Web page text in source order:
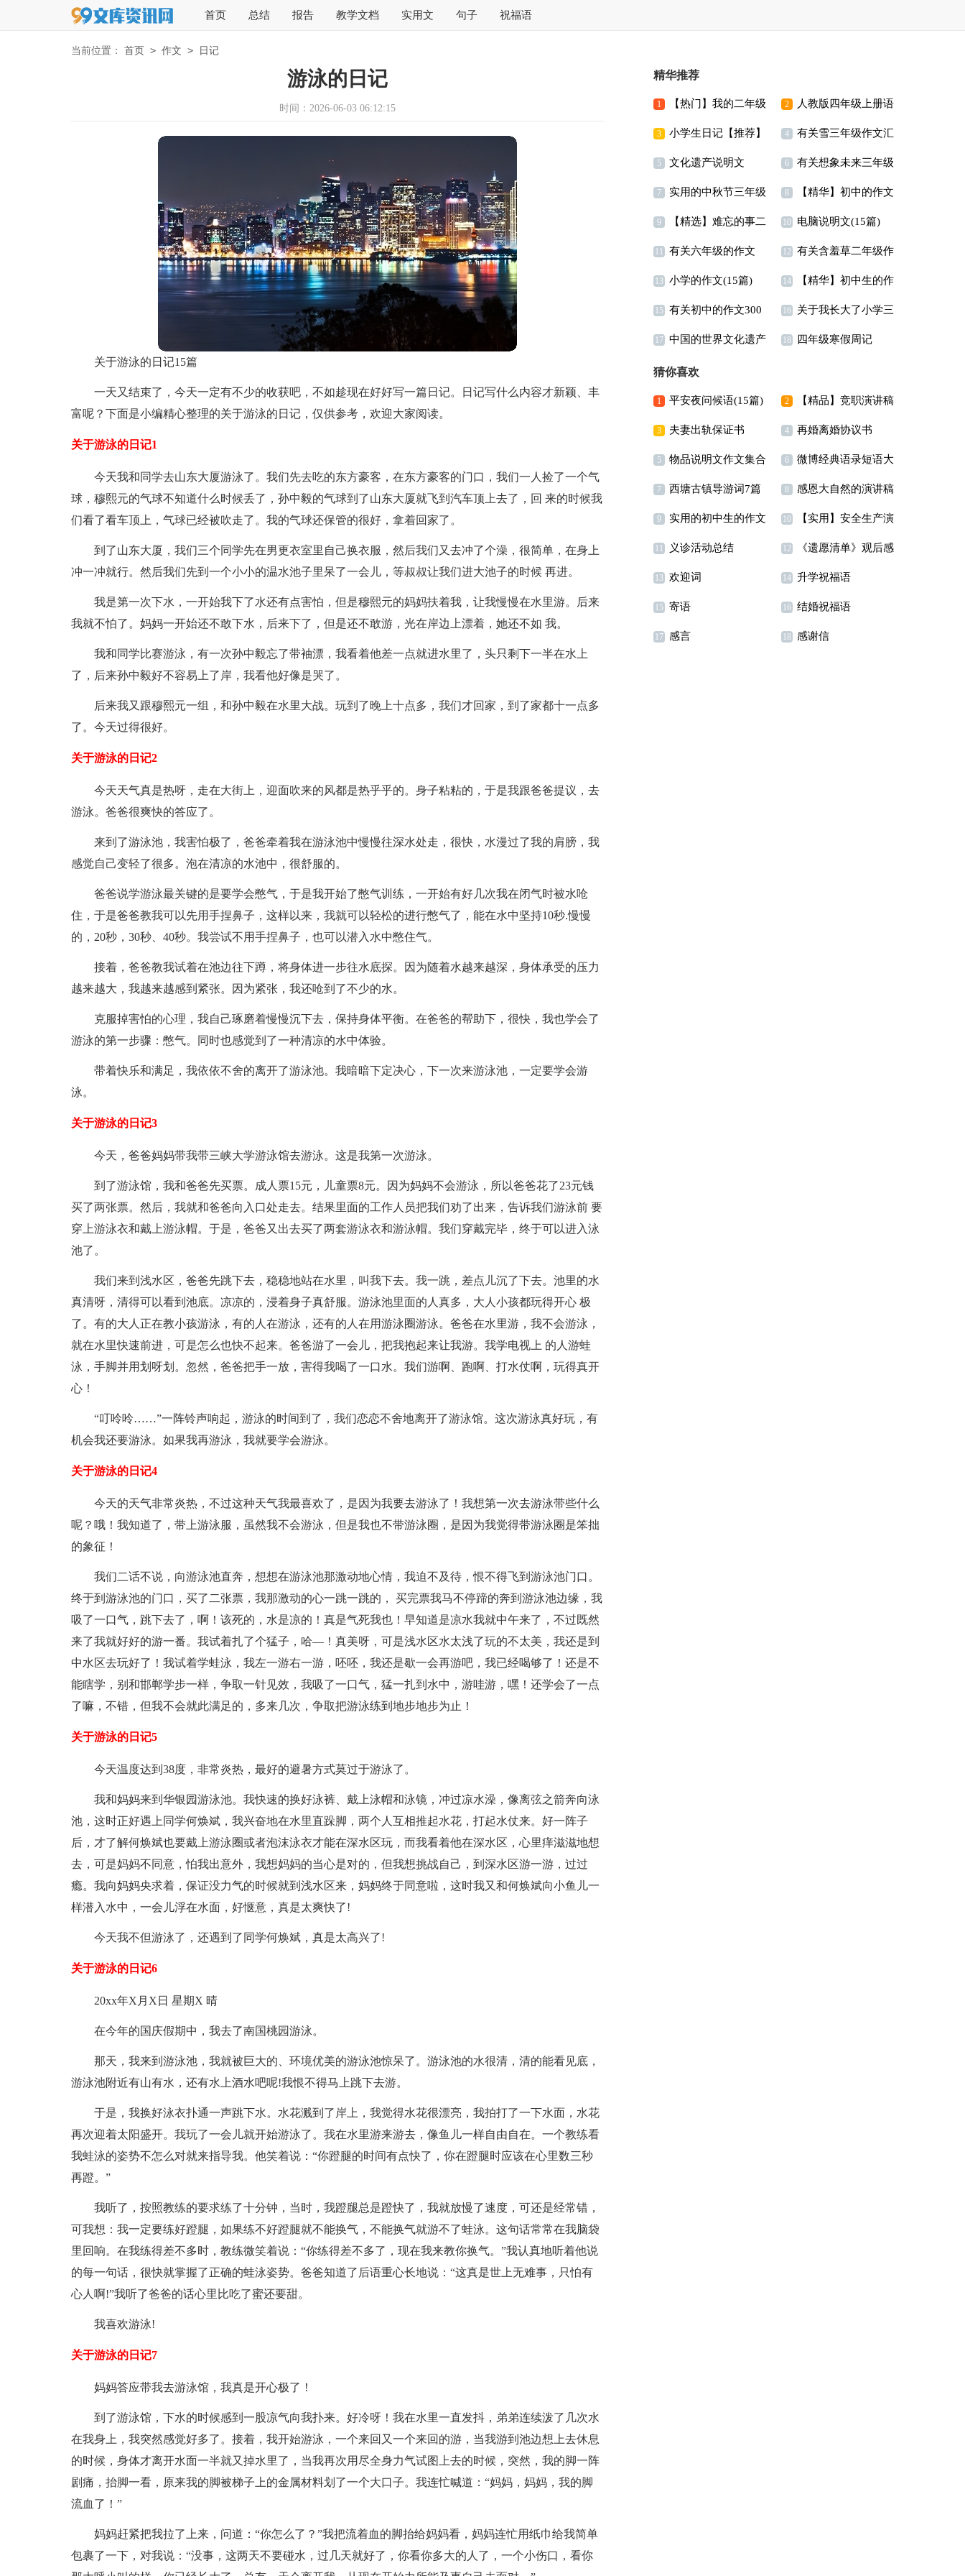
首页 总结 报告 教学文档 实用文 句子 祝福语
当前位置： 首页 > 作文 > 日记
游泳的日记
时间：2026-06-03 06:12:15
关于游泳的日记15篇
一天又结束了，今天一定有不少的收获吧，不如趁现在好好写一篇日记。日记写什么内容才新颖、丰
富呢？下面是小编精心整理的关于游泳的日记，仅供参考，欢迎大家阅读。
关于游泳的日记1
今天我和同学去山东大厦游泳了。我们先去吃的东方豪客，在东方豪客的门口，我们一人捡了一个气
球，穆熙元的气球不知道什么时候丢了，孙中毅的气球到了山东大厦就飞到汽车顶上去了，回 来的时候我
们看了看车顶上，气球已经被吹走了。我的气球还保管的很好，拿着回家了。
到了山东大厦，我们三个同学先在男更衣室里自己换衣服，然后我们又去冲了个澡，很简单，在身上
冲一冲就行。然后我们先到一个小小的温水池子里呆了一会儿，等叔叔让我们进大池子的时候 再进。
我是第一次下水，一开始我下了水还有点害怕，但是穆熙元的妈妈扶着我，让我慢慢在水里游。后来
我就不怕了。妈妈一开始还不敢下水，后来下了，但是还不敢游，光在岸边上漂着，她还不如 我。
我和同学比赛游泳，有一次孙中毅忘了带袖漂，我看着他差一点就进水里了，头只剩下一半在水上
了，后来孙中毅好不容易上了岸，我看他好像是哭了。
后来我又跟穆熙元一组，和孙中毅在水里大战。玩到了晚上十点多，我们才回家，到了家都十一点多
了。今天过得很好。
关于游泳的日记2
今天天气真是热呀，走在大街上，迎面吹来的风都是热乎乎的。身子粘粘的，于是我跟爸爸提议，去
游泳。爸爸很爽快的答应了。
来到了游泳池，我害怕极了，爸爸牵着我在游泳池中慢慢往深水处走，很快，水漫过了我的肩膀，我
感觉自己变轻了很多。泡在清凉的水池中，很舒服的。
爸爸说学游泳最关键的是要学会憋气，于是我开始了憋气训练，一开始有好几次我在闭气时被水呛
住，于是爸爸教我可以先用手捏鼻子，这样以来，我就可以轻松的进行憋气了，能在水中坚持10秒.慢慢
的，20秒，30秒、40秒。我尝试不用手捏鼻子，也可以潜入水中憋住气。
接着，爸爸教我试着在池边往下蹲，将身体进一步往水底探。因为随着水越来越深，身体承受的压力
越来越大，我越来越感到紧张。因为紧张，我还呛到了不少的水。
克服掉害怕的心理，我自己琢磨着慢慢沉下去，保持身体平衡。在爸爸的帮助下，很快，我也学会了
游泳的第一步骤：憋气。同时也感觉到了一种清凉的水中体验。
带着快乐和满足，我依依不舍的离开了游泳池。我暗暗下定决心，下一次来游泳池，一定要学会游
泳。
关于游泳的日记3
今天，爸爸妈妈带我带三峡大学游泳馆去游泳。这是我第一次游泳。
到了游泳馆，我和爸爸先买票。成人票15元，儿童票8元。因为妈妈不会游泳，所以爸爸花了23元钱
买了两张票。然后，我就和爸爸向入口处走去。结果里面的工作人员把我们劝了出来，告诉我们游泳前 要
穿上游泳衣和戴上游泳帽。于是，爸爸又出去买了两套游泳衣和游泳帽。我们穿戴完毕，终于可以进入泳
池了。
我们来到浅水区，爸爸先跳下去，稳稳地站在水里，叫我下去。我一跳，差点儿沉了下去。池里的水
真清呀，清得可以看到池底。凉凉的，浸着身子真舒服。游泳池里面的人真多，大人小孩都玩得开心 极
了。有的大人正在教小孩游泳，有的人在游泳，还有的人在用游泳圈游泳。爸爸在水里游，我不会游泳，
就在水里快速前进，可是怎么也快不起来。爸爸游了一会儿，把我抱起来让我游。我学电视上 的人游蛙
泳，手脚并用划呀划。忽然，爸爸把手一放，害得我喝了一口水。我们游啊、跑啊、打水仗啊，玩得真开
心！
“叮呤呤……”一阵铃声响起，游泳的时间到了，我们恋恋不舍地离开了游泳馆。这次游泳真好玩，有
机会我还要游泳。如果我再游泳，我就要学会游泳。
关于游泳的日记4
今天的天气非常炎热，不过这种天气我最喜欢了，是因为我要去游泳了！我想第一次去游泳带些什么
呢？哦！我知道了，带上游泳服，虽然我不会游泳，但是我也不带游泳圈，是因为我觉得带游泳圈是笨拙
的象征！
我们二话不说，向游泳池直奔，想想在游泳池那激动地心情，我迫不及待，恨不得飞到游泳池门口。
终于到游泳池的门口，买了二张票，我那激动的心一跳一跳的， 买完票我马不停蹄的奔到游泳池边缘，我
吸了一口气，跳下去了，啊！该死的，水是凉的！真是气死我也！早知道是凉水我就中午来了，不过既然
来了我就好好的游一番。我试着扎了个猛子，哈—！真美呀，可是浅水区水太浅了玩的不太美，我还是到
中水区去玩好了！我试着学蛙泳，我左一游右一游，呸呸，我还是歇一会再游吧，我已经喝够了！还是不
能瞎学，别和邯郸学步一样，争取一针见效，我吸了一口气，猛一扎到水中，游哇游，嘿！还学会了一点
了嘛，不错，但我不会就此满足的，多来几次，争取把游泳练到地步地步为止！
关于游泳的日记5
今天温度达到38度，非常炎热，最好的避暑方式莫过于游泳了。
我和妈妈来到华银园游泳池。我快速的换好泳裤、戴上泳帽和泳镜，冲过凉水澡，像离弦之箭奔向泳
池，这时正好遇上同学何焕斌，我兴奋地在水里直跺脚，两个人互相推起水花，打起水仗来。好一阵子
后，才了解何焕斌也要戴上游泳圈或者泡沫泳衣才能在深水区玩，而我看着他在深水区，心里痒滋滋地想
去，可是妈妈不同意，怕我出意外，我想妈妈的当心是对的，但我想挑战自己，到深水区游一游，过过
瘾。我向妈妈央求着，保证没力气的时候就到浅水区来，妈妈终于同意啦，这时我又和何焕斌向小鱼儿一
样潜入水中，一会儿浮在水面，好惬意，真是太爽快了!
今天我不但游泳了，还遇到了同学何焕斌，真是太高兴了!
关于游泳的日记6
20xx年X月X日 星期X 晴
在今年的国庆假期中，我去了南国桃园游泳。
那天，我来到游泳池，我就被巨大的、环境优美的游泳池惊呆了。游泳池的水很清，清的能看见底，
游泳池附近有山有水，还有水上酒水吧呢!我恨不得马上跳下去游。
于是，我换好泳衣扑通一声跳下水。水花溅到了岸上，我觉得水花很漂亮，我拍打了一下水面，水花
再次迎着太阳盛开。我玩了一会儿就开始游泳了。我在水里游来游去，像鱼儿一样自由自在。一个教练看
我蛙泳的姿势不怎么对就来指导我。他笑着说：“你蹬腿的时间有点快了，你在蹬腿时应该在心里数三秒
再蹬。”
我听了，按照教练的要求练了十分钟，当时，我蹬腿总是蹬快了，我就放慢了速度，可还是经常错，
可我想：我一定要练好蹬腿，如果练不好蹬腿就不能换气，不能换气就游不了蛙泳。这句话常常在我脑袋
里回响。在我练得差不多时，教练微笑着说：“你练得差不多了，现在我来教你换气。”我认真地听着他说
的每一句话，很快就掌握了正确的蛙泳姿势。爸爸知道了后语重心长地说：“这真是世上无难事，只怕有
心人啊!”我听了爸爸的话心里比吃了蜜还要甜。
我喜欢游泳!
关于游泳的日记7
妈妈答应带我去游泳馆，我真是开心极了！
到了游泳馆，下水的时候感到一股凉气向我扑来。好冷呀！我在水里一直发抖，弟弟连续泼了几次水
在我身上，我突然感觉好多了。接着，我开始游泳，一个来回又一个来回的游，当我游到池边想上去休息
的时候，身体才离开水面一半就又掉水里了，当我再次用尽全身力气试图上去的时候，突然，我的脚一阵
剧痛，抬脚一看，原来我的脚被梯子上的金属材料划了一个大口子。我连忙喊道：“妈妈，妈妈，我的脚
流血了！”
妈妈赶紧把我拉了上来，问道：“你怎么了？”我把流着血的脚抬给妈妈看，妈妈连忙用纸巾给我简单
包裹了一下，对我说：“没事，这两天不要碰水，过几天就好了，你看你多大的人了，一个小伤口，看你
精华推荐
1 【热门】我的二年级
作文300字锦集10篇
2 人教版四年级上册语
文教学计划
3 小学生日记【推荐】 4 有关雪三年级作文汇
编9篇
5 文化遗产说明文 6 有关想象未来三年级
作文300字三篇
7 实用的中秋节三年级
作文七篇
8 【精华】初中的作文
300字锦集9篇
9 【精选】难忘的事二
年级作文300字锦集8篇
10 电脑说明文(15篇)
11 有关六年级的作文
300字四篇
12 有关含羞草二年级作
文锦集8篇
13 小学的作文(15篇) 14 【精华】初中生的作
文合集5篇
15 有关初中的作文300
字合集七篇
16 关于我长大了小学三
年级作文合集8篇
17 中国的世界文化遗产
小学作文
18 四年级寒假周记
猜你喜欢
1 平安夜问候语(15篇) 2 【精品】竞职演讲稿
汇编七篇
3 夫妻出轨保证书 4 再婚离婚协议书
5 物品说明文作文集合
八篇
6 微博经典语录短语大
全
7 西塘古镇导游词7篇 8 感恩大自然的演讲稿
9 实用的初中生的作文
300字汇编5篇
10 【实用】安全生产演
讲稿四篇
11 义诊活动总结 12 《遗愿清单》观后感
13 欢迎词 14 升学祝福语
15 寄语 16 结婚祝福语
17 感言 18 感谢信